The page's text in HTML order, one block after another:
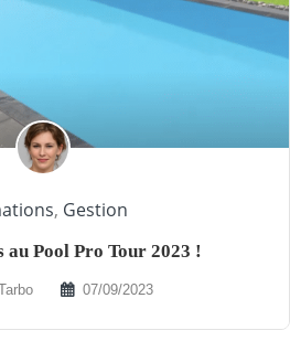
, Gestion
au Pool Pro Tour 2023 !
07/09/2023